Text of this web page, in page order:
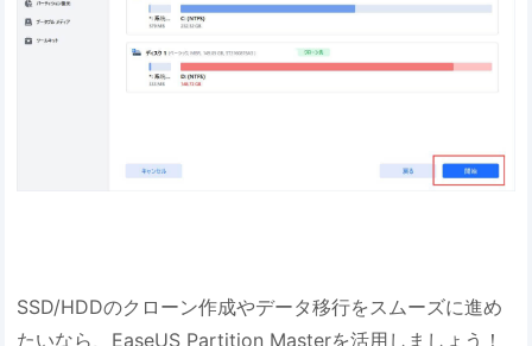
SSD/HDDのクローン作成やデータ移行をスムーズに進め
たいなら、EaseUS Partition Masterを活用しましょう！